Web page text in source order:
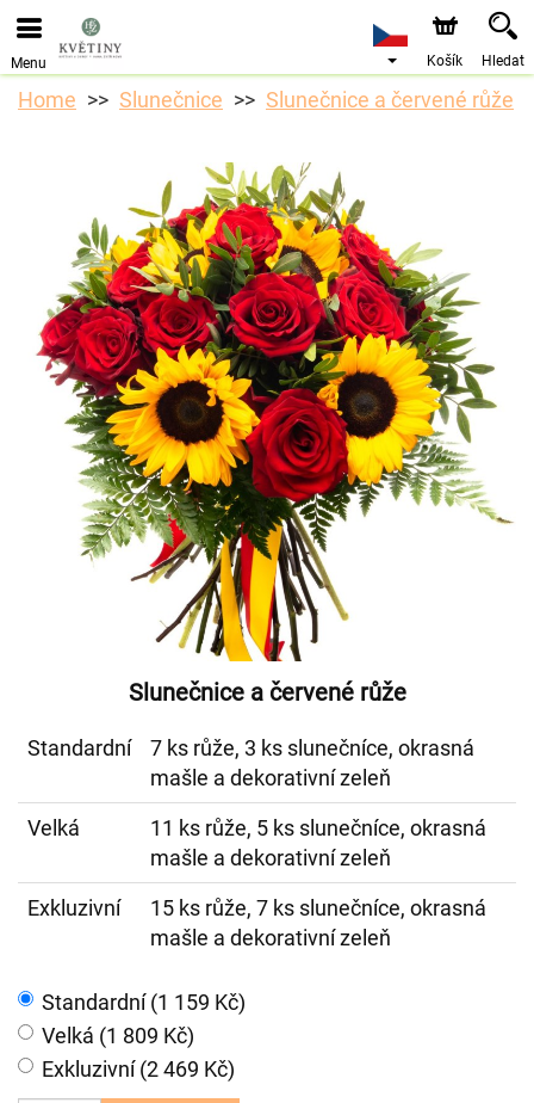
Objednávky přes e-shop přijímáme. Nejbližší možné
doručení je od 10.8.2026 z důvodu dovolené.
Menu Košík Hledat
Home Slunečnice Slunečnice a červené růže
Slunečnice a červené růže
Standardní
7 ks růže, 3 ks slunečníce, okrasná
mašle a dekorativní zeleň
Velká
11 ks růže, 5 ks slunečníce, okrasná
mašle a dekorativní zeleň
Exkluzivní
15 ks růže, 7 ks slunečníce, okrasná
mašle a dekorativní zeleň
Standardní (1 159 Kč)
Velká (1 809 Kč)
Exkluzivní (2 469 Kč)